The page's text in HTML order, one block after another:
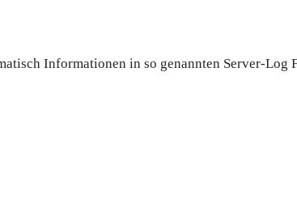
Informationen in so genannten Server-Log